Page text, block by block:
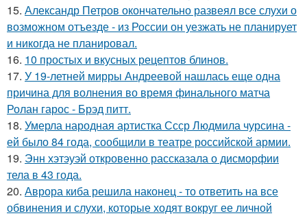
15. Александр Петров окончательно развеял все слухи о
возможном отъезде - из России он уезжать не планирует
и никогда не планировал.
16. 10 простых и вкусных рецептов блинов.
17. У 19-летней мирры Андреевой нашлась еще одна
причина для волнения во время финального матча
Ролан гарос - Брэд питт.
18. Умерла народная артистка Ссср Людмила чурсина -
ей было 84 года, сообщили в театре российской армии.
19. Энн хэтэуэй откровенно рассказала о дисморфии
тела в 43 года.
20. Аврора киба решила наконец - то ответить на все
обвинения и слухи, которые ходят вокруг ее личной